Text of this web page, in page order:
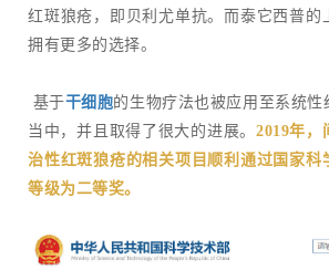
红斑狼疮，即贝利尤单抗。而泰它西普的
拥有更多的选择。
基于干细胞的生物疗法也被应用至系统
当中，并且取得了很大的进展。2019年，
治性红斑狼疮的相关项目顺利通过国家科
等级为二等奖。